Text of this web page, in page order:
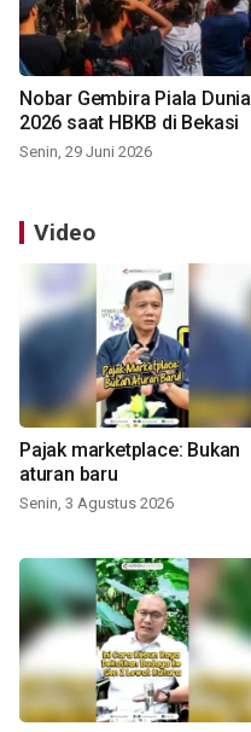
Nobar Gembira Piala Dunia
2026 saat HBKB di Bekasi
Senin, 29 Juni 2026
Video
Pajak marketplace: Bukan
aturan baru
Senin, 3 Agustus 2026